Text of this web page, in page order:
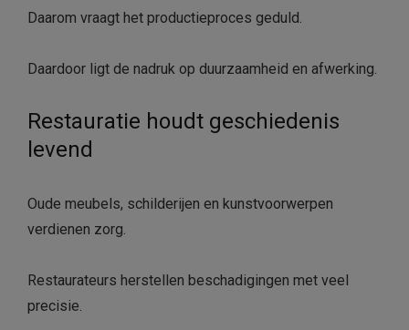
Daarom vraagt het productieproces geduld.
Daardoor ligt de nadruk op duurzaamheid en afwerking.
Restauratie houdt geschiedenis
levend
Oude meubels, schilderijen en kunstvoorwerpen
verdienen zorg.
Restaurateurs herstellen beschadigingen met veel
precisie.